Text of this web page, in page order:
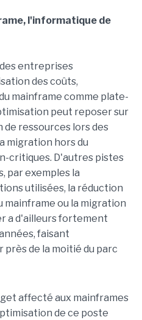
l'informatique de
entreprises
des coûts,
mainframe comme plate-
peut reposer sur
de ressources lors des
migration hors du
critiques. D'autres pistes
par exemples la
utilisées, la réduction
mainframe ou la migration
a d'ailleurs fortement
faisant
de la moitié du parc
affecté aux mainframes
de ce poste